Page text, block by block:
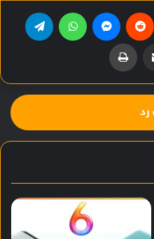
مشاركة عبر البريد طباعة
رد